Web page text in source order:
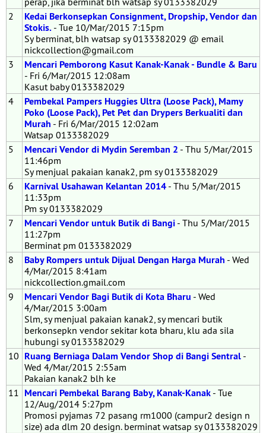
2
Kedai Berkonsepkan Consignment, Dropship, Vendor dan
Stokis. - Tue 10/Mar/2015 7:15pm
Sy berminat, blh watsap sy 0133382029 @ email
nickcollection@gmail.com
3
Mencari Pemborong Kasut Kanak-Kanak - Bundle & Baru
- Fri 6/Mar/2015 12:08am
Kasut baby 0133382029
4
Pembekal Pampers Huggies Ultra (Loose Pack), Mamy
Poko (Loose Pack), Pet Pet dan Drypers Berkualiti dan
Murah - Fri 6/Mar/2015 12:02am
Watsap 0133382029
5
Mencari Vendor di Mydin Seremban 2 - Thu 5/Mar/2015
11:46pm
Sy menjual pakaian kanak2, pm sy 0133382029
6
Karnival Usahawan Kelantan 2014 - Thu 5/Mar/2015
11:33pm
Pm sy 0133382029
7
Mencari Vendor untuk Butik di Bangi - Thu 5/Mar/2015
11:27pm
Berminat pm 0133382029
8
Baby Rompers untuk Dijual Dengan Harga Murah - Wed
4/Mar/2015 8:41am
nickcollection.gmail.com
9
Mencari Vendor Bagi Butik di Kota Bharu - Wed
4/Mar/2015 3:00am
Slm, sy menjual pakaian kanak2, sy mencari butik
berkonsepkn vendor sekitar kota bharu, klu ada sila
hubungi sy 0133382029
10 Ruang Berniaga Dalam Vendor Shop di Bangi Sentral -
Wed 4/Mar/2015 2:55am
Pakaian kanak2 blh ke
11 Mencari Pembekal Barang Baby, Kanak-Kanak - Tue
12/Aug/2014 5:27pm
Promosi pyjamas 72 pasang rm1000 (campur2 design n
size) ada dlm 20 design. berminat watsap sy 0133382029